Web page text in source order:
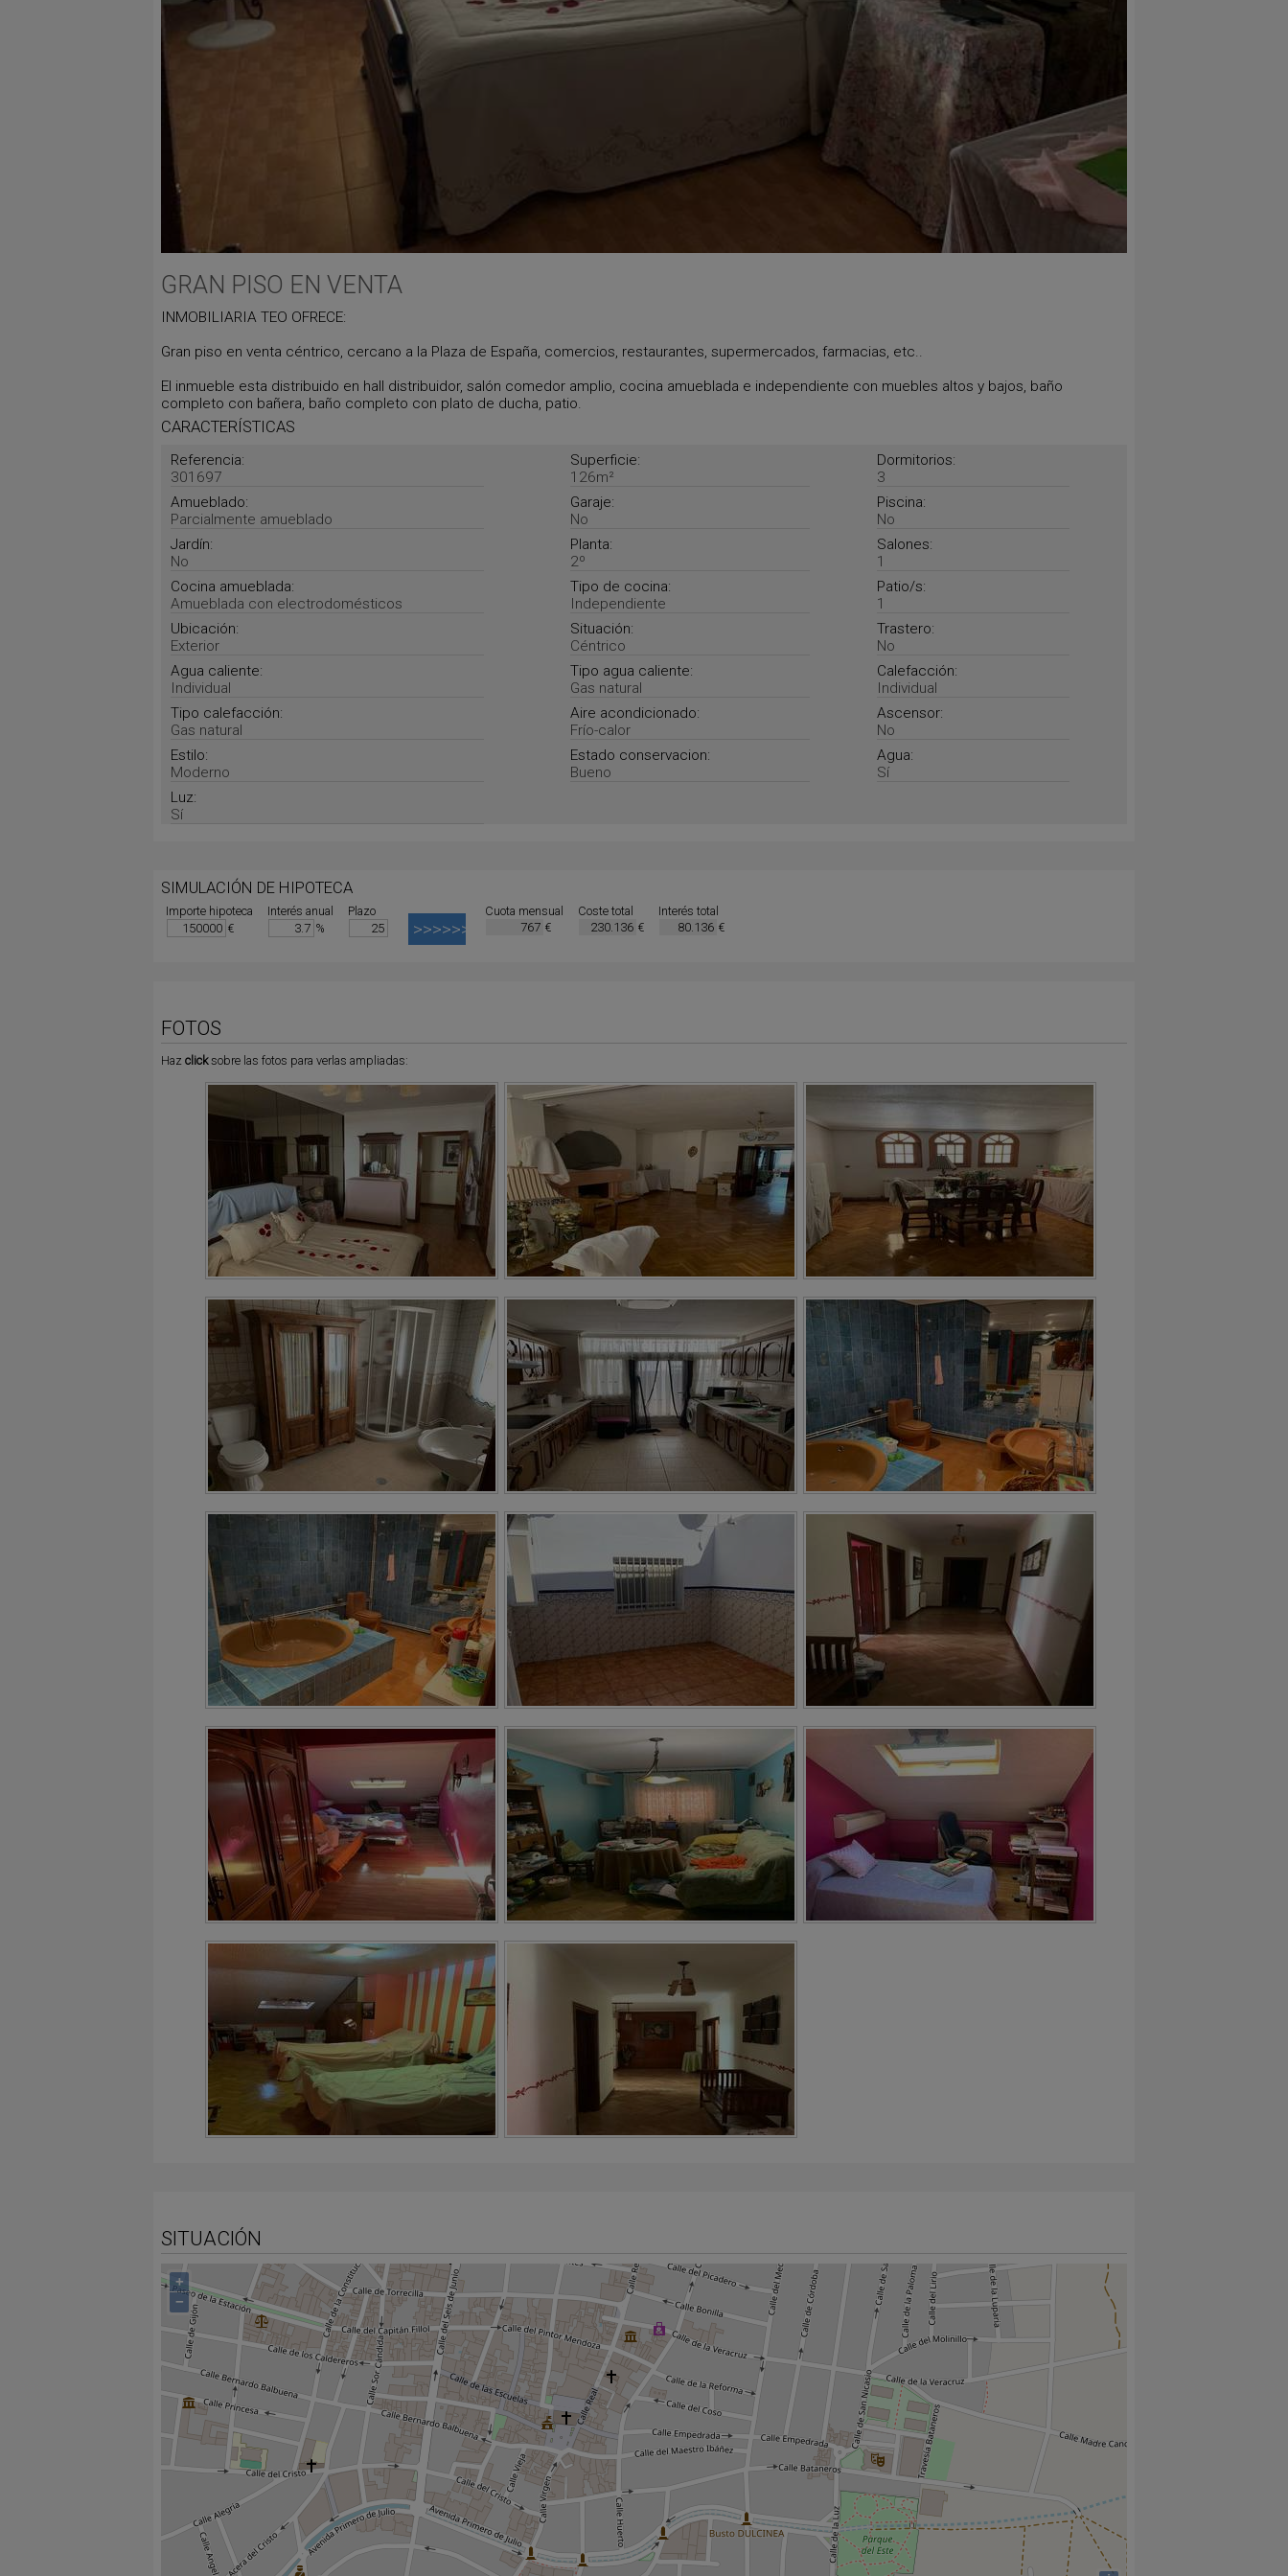
GRAN PISO EN VENTA
INMOBILIARIA TEO OFRECE:
Gran piso en venta céntrico, cercano a la Plaza de España, comercios, restaurantes, supermercados, farmacias, etc..
El inmueble esta distribuido en hall distribuidor, salón comedor amplio, cocina amueblada e independiente con muebles altos y bajos, baño
completo con bañera, baño completo con plato de ducha, patio.
CARACTERÍSTICAS
Referencia:
301697
Superficie:
126m²
Dormitorios:
3
Amueblado:
Parcialmente amueblado
Garaje:
No
Piscina:
No
Jardín:
No
Planta:
2º
Salones:
1
Cocina amueblada:
Amueblada con electrodomésticos
Tipo de cocina:
Independiente
Patio/s:
1
Ubicación:
Exterior
Situación:
Céntrico
Trastero:
No
Agua caliente:
Individual
Tipo agua caliente:
Gas natural
Calefacción:
Individual
Tipo calefacción:
Gas natural
Aire acondicionado:
Frío-calor
Ascensor:
No
Estilo:
Moderno
Estado conservacion:
Bueno
Agua:
Sí
Luz:
Sí
SIMULACIÓN DE HIPOTECA
Importe hipoteca
€
Interés anual
%
Plazo
Cuota mensual
€
Coste total
€
Interés total
€
FOTOS
Haz clicksobre las fotos para verlas ampliadas:
SITUACIÓN
+
−